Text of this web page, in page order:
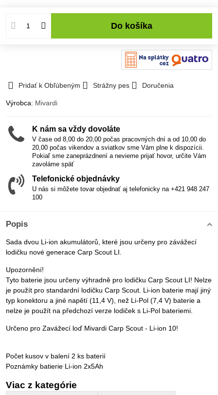
Do košíka
Pridať k Obľúbeným Strážny pes Doručenia
Výrobca: Mivardi
K nám sa vždy dovoláte
V čase od 8,00 do 20,00 počas pracovných dní a od 10,00 do
20,00 počas vikendov a sviatkov sme Vám plne k dispozícii.
Pokiaľ sme zaneprázdnení a nevieme prijať hovor, určite Vám
zavoláme späť
Telefonické objednávky
U nás si môžete tovar objednať aj telefonicky na +421 948 247
100
Popis
Sada dvou Li-ion akumulátorů, které jsou určeny pro závážecí
lodičku nové generace Carp Scout LI.
Upozornění!
Tyto baterie jsou určeny výhradně pro lodičku Carp Scout LI! Nelze
je použít pro standardní lodičku Carp Scout. Li-ion baterie mají jiný
typ konektoru a jiné napětí (11,4 V), než Li-Pol (7,4 V) baterie a
nelze je použít na předchozí verze lodiček s Li-Pol bateriemi.
Určeno pro Zavážecí loď Mivardi Carp Scout - Li-ion 10!
Počet kusov v balení 2 ks baterií
Poznámky batierie Li-ion 2x5Ah
Viac z kategórie